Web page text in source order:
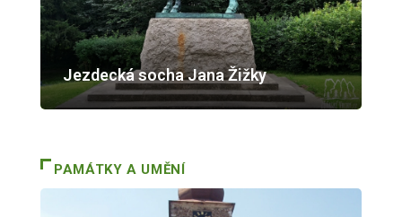
Jezdecká socha Jana Žižky
PAMÁTKY A UMĚNÍ